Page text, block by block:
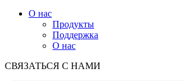
О нас
Продукты
Поддержка
О нас
СВЯЗАТЬСЯ С НАМИ